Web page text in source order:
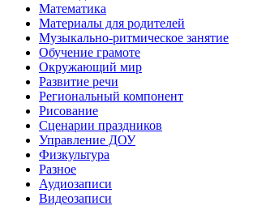
Математика
Материалы для родителей
Музыкально-ритмическое занятие
Обучение грамоте
Окружающий мир
Развитие речи
Региональный компонент
Рисование
Сценарии праздников
Управление ДОУ
Физкультура
Разное
Аудиозаписи
Видеозаписи